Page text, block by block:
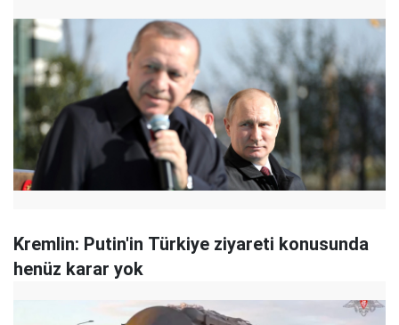
Kremlin: Putin'in Türkiye ziyareti konusunda
henüz karar yok